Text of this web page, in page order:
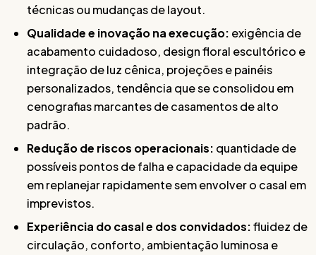
técnicas ou mudanças de layout.
Qualidade e inovação na execução: exigência de
acabamento cuidadoso, design floral escultórico e
integração de luz cênica, projeções e painéis
personalizados, tendência que se consolidou em
cenografias marcantes de casamentos de alto
padrão.
Redução de riscos operacionais: quantidade de
possíveis pontos de falha e capacidade da equipe
em replanejar rapidamente sem envolver o casal em
imprevistos.
Experiência do casal e dos convidados:fluidez de
circulação, conforto, ambientação luminosa e